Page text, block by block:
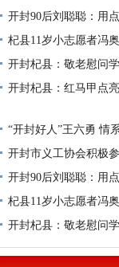
开封90后刘聪聪：用
杞县11岁小志愿者冯
开封杞县：敬老慰问
开封杞县：红马甲点
“开封好人”王六勇 情
开封市义工协会积极
开封90后刘聪聪：用
杞县11岁小志愿者冯
开封杞县：敬老慰问